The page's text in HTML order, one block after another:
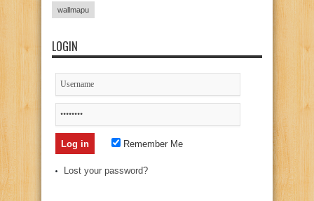
wallmapu
LOGIN
Remember Me
Lost your password?